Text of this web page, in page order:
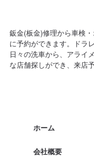
鈑金(板金)修理から車検
に予約ができます。ドラ
日々の洗車から、アライ
な店舗探しができ、来店
ホーム
会社概要